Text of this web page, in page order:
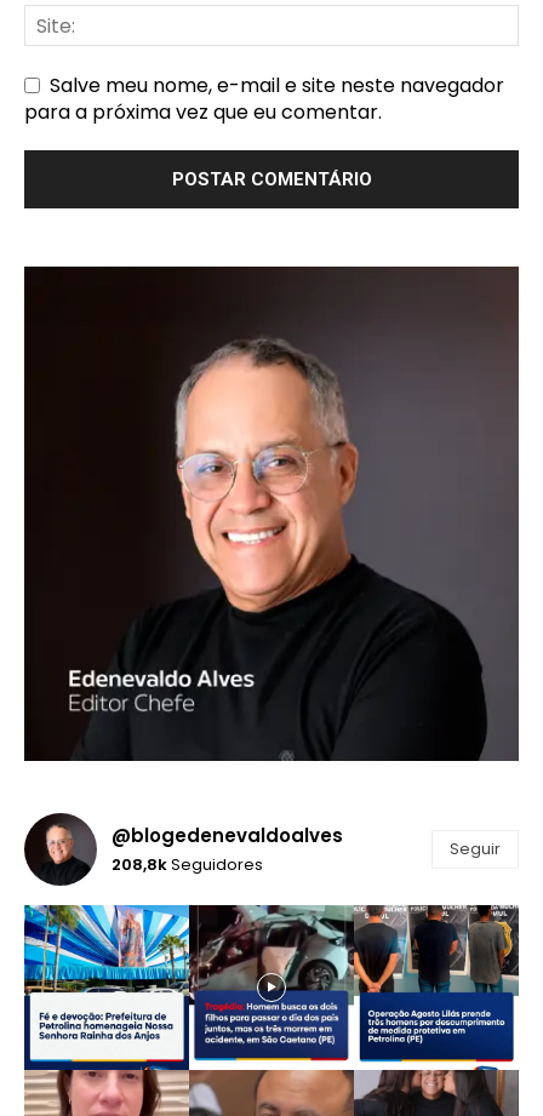
Salve meu nome, e-mail e site neste navegador
para a próxima vez que eu comentar.
@blogedenevaldoalves
208,8kSeguidores
Seguir